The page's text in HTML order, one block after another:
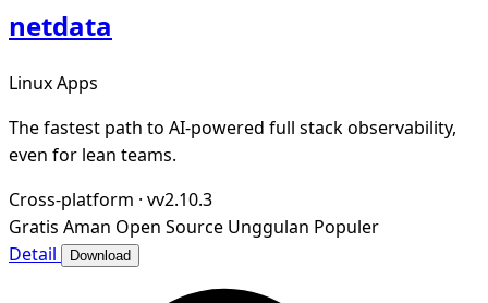
netdata
Linux Apps
The fastest path to AI-powered full stack observability,
even for lean teams.
Cross-platform · vv2.10.3
Gratis Aman Open Source Unggulan Populer
Detail
Download